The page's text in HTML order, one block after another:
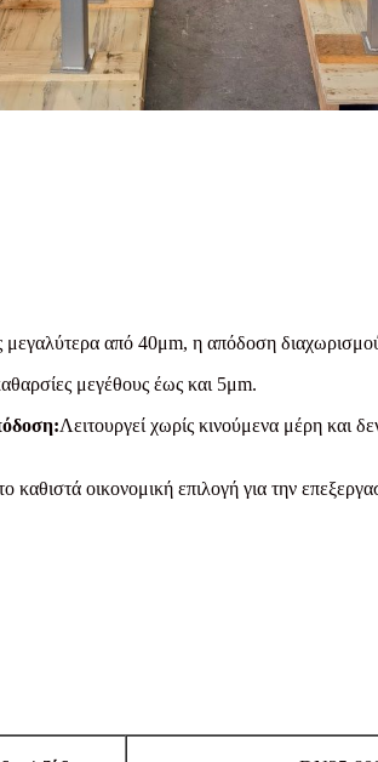
μεγαλύτερα από 40μm, η απόδοση
μεγέθους έως και 5μm.
Λειτουργεί χωρίς κινούμενα μέρη και
καθιστά οικονομική επιλογή για την